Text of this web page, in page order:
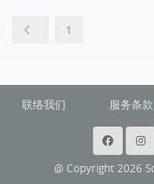
1
联络我们 服务条款
@ Copyright 2026